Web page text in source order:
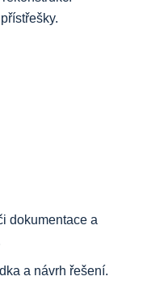
dokumentace a
a návrh řešení.